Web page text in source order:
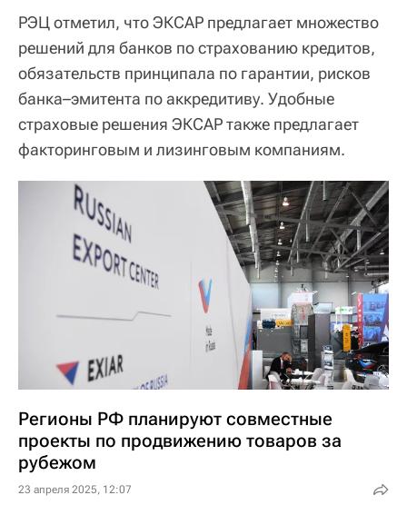
РЭЦ отметил, что ЭКСАР предлагает множество
решений для банков по страхованию кредитов,
обязательств принципала по гарантии, рисков
банка–эмитента по аккредитиву. Удобные
страховые решения ЭКСАР также предлагает
факторинговым и лизинговым компаниям.
Регионы РФ планируют совместные
проекты по продвижению товаров за
рубежом
23 апреля 2025, 12:07